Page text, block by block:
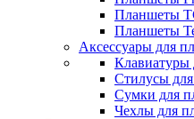
Планшеты
Планшеты
Аксессуары для
Клавиатуры
Стилусы
Сумки для
Чехлы для